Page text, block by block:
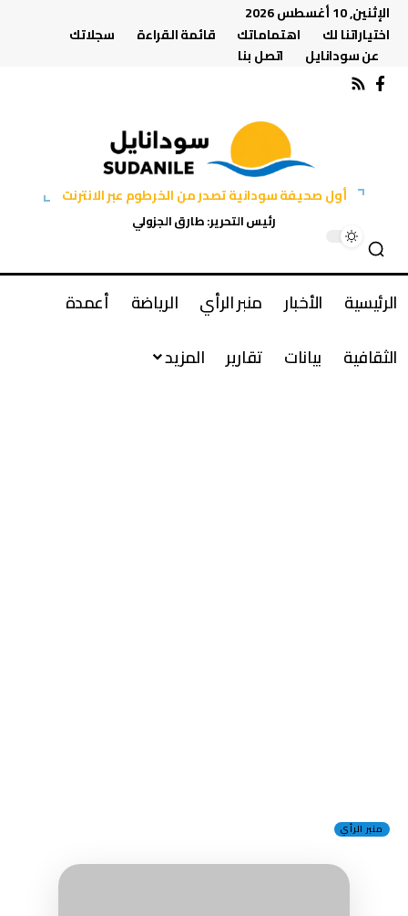
الإثنين, 10 أغسطس 2026
اختياراتنا لك
اهتماماتك قائمة القراءة
سجلاتك
عن سودانايل
اتصل بنا
أول صحيفة سودانية تصدر من الخرطوم عبر الانترنت
رئيس التحرير: طارق الجزولي
الرئيسية الأخبار منبر الرأي الرياضة
أعمدة
الثقافية
بيانات تقارير المزيد
منبر الرأي